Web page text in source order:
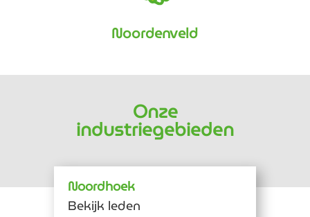
Noordenveld
Onze
industriegebieden
Noordhoek
Bekijk leden